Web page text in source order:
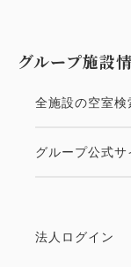
グループ施設
全施設の空室検
グループ公式サ
法人ログイン